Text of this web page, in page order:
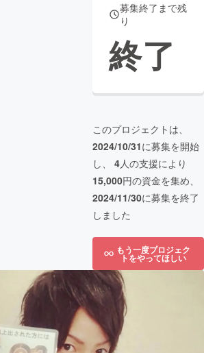
募集終了まで残
り
終了
このプロジェクトは、
2024/10/31に募集を開始
し、 4人の支援により
15,000円の資金を集め、
2024/11/30に募集を終了
しました
もう一度プロジェク
トをやってほしい